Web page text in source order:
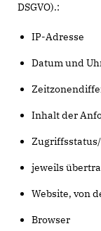
DSGVO).:
IP-Adresse
Datum und
Inhalt der
jeweils
Website, von
Browser